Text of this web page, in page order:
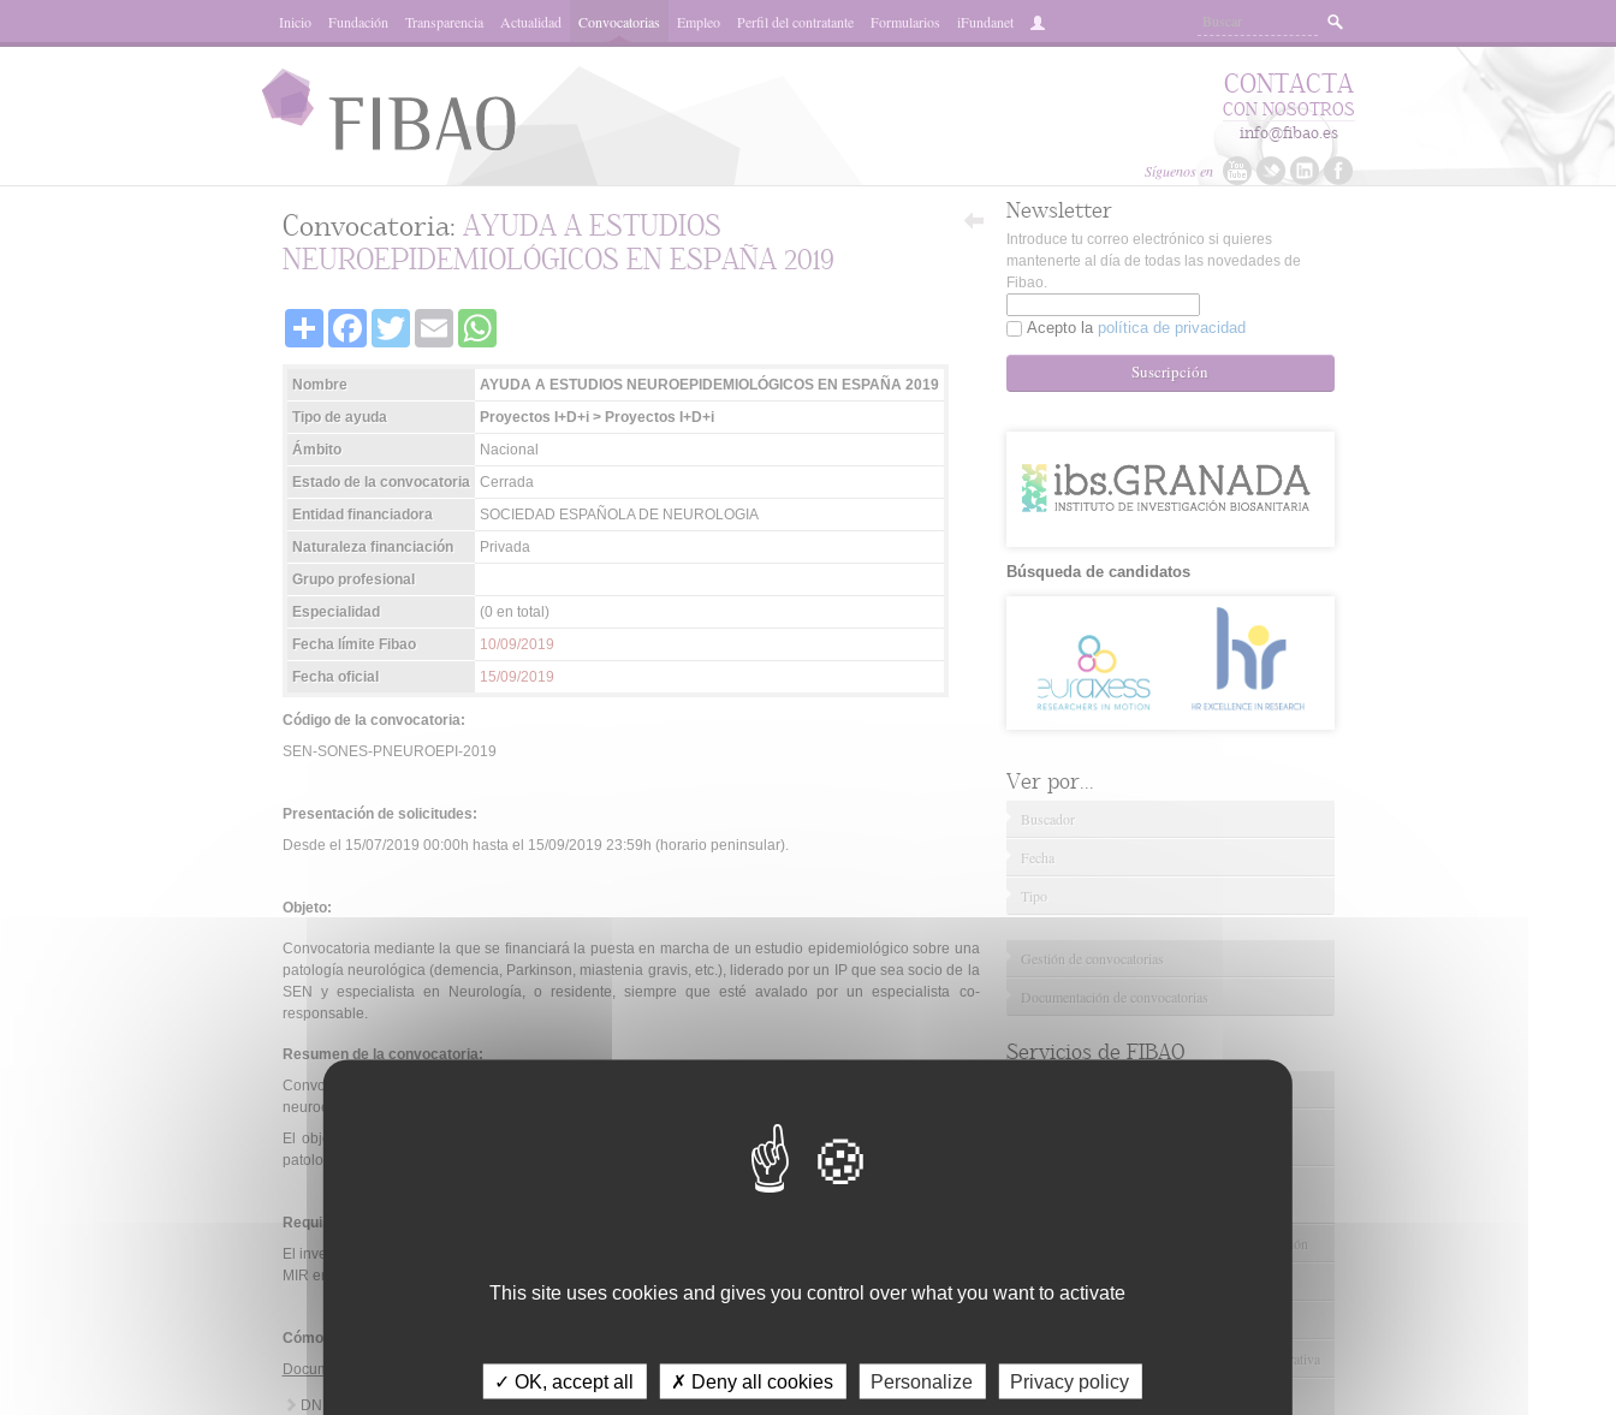
Inicio Fundación Transparencia Actualidad Convocatorias Empleo Perfil del contratante Formularios iFundanet
Síguenos en
CONTACTA
CON NOSOTROS
info@fibao.es
Convocatoria: AYUDA A ESTUDIOS
NEUROEPIDEMIOLÓGICOS EN ESPAÑA 2019
Share FacebookTwitter Email
Nombre
AYUDA A ESTUDIOS NEUROEPIDEMIOLÓGICOS EN ESPAÑA 2019
Tipo de ayuda
Proyectos I+D+i > Proyectos I+D+i
Ámbito
Nacional
Estado de la convocatoria
Cerrada
Entidad financiadora
SOCIEDAD ESPAÑOLA DE NEUROLOGIA
Naturaleza financiación
Privada
Grupo profesional
Especialidad
(0 en total)
Fecha límite Fibao
10/09/2019
Fecha oficial
15/09/2019
Código de la convocatoria:
SEN-SONES-PNEUROEPI-2019
Presentación de solicitudes:
Desde el 15/07/2019 00:00h hasta el 15/09/2019 23:59h (horario peninsular).
Objeto:
Convocatoria mediante la que se financiará la puesta en marcha de un estudio epidemiológico sobre una
patología neurológica (demencia, Parkinson, miastenia gravis, etc.), liderado por un IP que sea socio de la
SEN y especialista en Neurología, o residente, siempre que esté avalado por un especialista co-
responsable.
Resumen de la convocatoria:
Convocatoria para la puesta en marcha de proyectos de investigación en el campo de la
neuroepidemiología en España.
El objetivo principal del estudio y su metodología debe ser de tipo epidemiológico y tratar sobre una
patología neurológica (demencia, Parkinson, miastenia gravis, etc.).
Requisitos de los solicitantes:
El investigador principal (IP) debe ser socio numerario de la SEN y especialista en Neurología. En caso de
MIR en Neurología, si éste es el IP, deberá el trabajo venir avalado por un especialista co-responsable.
Cómo se solicita:
Documentación necesaria
DNI del IP.
Newsletter
Introduce tu correo electrónico si quieres
mantenerte al día de todas las novedades de
Fibao.
Acepto la política de privacidad
Suscripción
Búsqueda de candidatos
Ver por...
Buscador
Fecha
Tipo
Gestión de convocatorias
Documentación de convocatorias
Servicios de FIBAO
Gestión de Ayudas y Oportunidad de Financiación
Apoyo Metodológico y/o Estadístico
Asesoramiento y Gestión Económica-Administrativa
Gestión de Convenios y Donaciones
This site uses cookies and gives you control over what you want to activate
✓ OK, accept all ✗ Deny all cookies Personalize Privacy policy